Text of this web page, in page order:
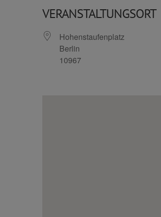
VERANSTALTUNGSORT
Hohenstaufenplatz
Berlin
10967